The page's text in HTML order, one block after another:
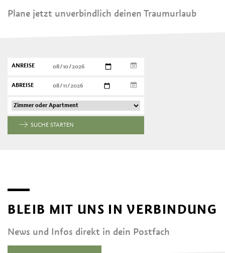
Plane jetzt unverbindlich deinen Traumurlaub
ANREISE
ABREISE
SUCHE STARTEN
BLEIB MIT UNS IN VERBINDUNG
News und Infos direkt in dein Postfach